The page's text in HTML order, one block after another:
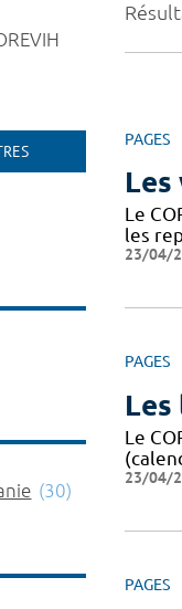
PAGES
Les
Le
les
23/04/
PAGES
Le
23/04/
PAGES
(30)